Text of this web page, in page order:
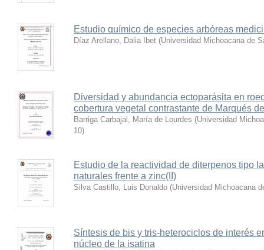
Estudio químico de especies arbóreas
Díaz Arellano, Dalia Ibet (Universidad Michoacana de
Diversidad y abundancia ectoparásita en
cobertura vegetal contrastante de Marqués
Barriga Carbajal, María de Lourdes (Universidad
10)
Estudio de la reactividad de diterpenos tipo
naturales frente a zinc(II)
Silva Castillo, Luis Donaldo (Universidad Michoacana
Síntesis de bis y tris-heterociclos de interés
núcleo de la isatina